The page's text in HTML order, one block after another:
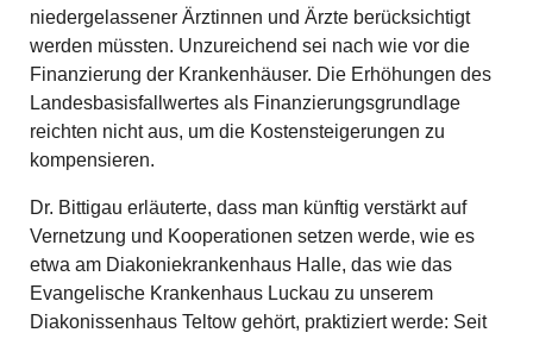
niedergelassener Ärztinnen und Ärzte berücksichtigt
werden müssten. Unzureichend sei nach wie vor die
Finanzierung der Krankenhäuser. Die Erhöhungen des
Landesbasisfallwertes als Finanzierungsgrundlage
reichten nicht aus, um die Kostensteigerungen zu
kompensieren.
Dr. Bittigau erläuterte, dass man künftig verstärkt auf
Vernetzung und Kooperationen setzen werde, wie es
etwa am Diakoniekrankenhaus Halle, das wie das
Evangelische Krankenhaus Luckau zu unserem
Diakonissenhaus Teltow gehört, praktiziert werde: Seit